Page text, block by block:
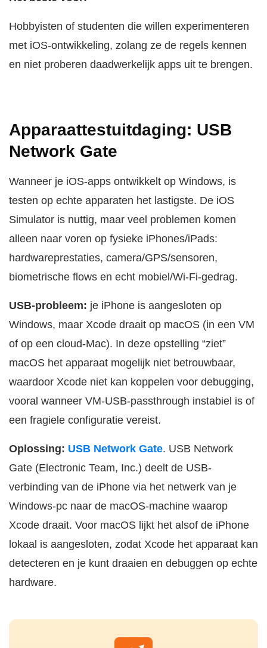
Hobbyisten of studenten die willen experimenteren
met iOS-ontwikkeling, zolang ze de regels kennen
en niet proberen daadwerkelijk apps uit te brengen.
Apparaattestuitdaging: USB
Network Gate
Wanneer je iOS-apps ontwikkelt op Windows, is
testen op echte apparaten het lastigste. De iOS
Simulator is nuttig, maar veel problemen komen
alleen naar voren op fysieke iPhones/iPads:
hardwareprestaties, camera/GPS/sensoren,
biometrische flows en echt mobiel/Wi‑Fi-gedrag.
USB-probleem: je iPhone is aangesloten op
Windows, maar Xcode draait op macOS (in een VM
of op een cloud-Mac). In deze opstelling “ziet”
macOS het apparaat mogelijk niet betrouwbaar,
waardoor Xcode niet kan koppelen voor debugging,
vooral wanneer VM-USB-passthrough instabiel is of
een fragiele configuratie vereist.
Oplossing: USB Network Gate. USB Network
Gate (Electronic Team, Inc.) deelt de USB-
verbinding van de iPhone via het netwerk van je
Windows-pc naar de macOS-machine waarop
Xcode draait. Voor macOS lijkt het alsof de iPhone
lokaal is aangesloten, zodat Xcode het apparaat kan
detecteren en je kunt draaien en debuggen op echte
hardware.